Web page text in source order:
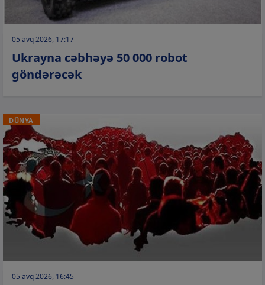
05 avq 2026, 17:17
Ukrayna cəbhəyə 50 000 robot
göndərəcək
DÜNYA
05 avq 2026, 16:45